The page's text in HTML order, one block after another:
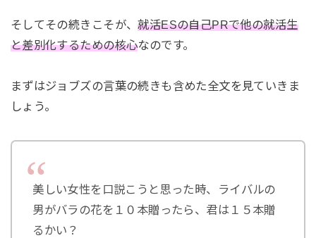
そしてその続きこそが、就活ESの自己PRで他の就活生
と差別化するための核心なのです。
まずはジョブズの言葉の続きも含めた全文を見ていきま
しょう。
美しい女性を口説こうと思った時、ライバルの
男がバラの花を１０本贈ったら、君は１５本贈
るかい？